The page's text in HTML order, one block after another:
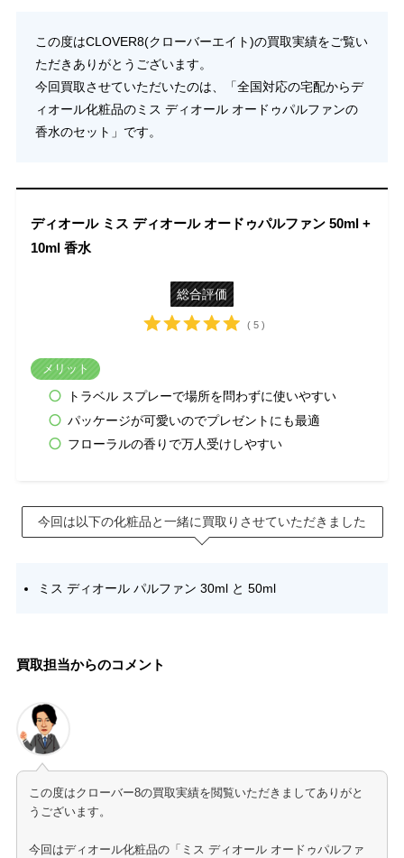
この度はCLOVER8(クローバーエイト)の買取実績をご覧い
ただきありがとうございます。
今回買取させていただいたのは、「全国対応の宅配からデ
ィオール化粧品のミス ディオール オードゥパルファンの
香水のセット」です。
ディオール ミス ディオール オードゥパルファン 50ml +
10ml 香水
総合評価
( 5 )
メリット
トラベル スプレーで場所を問わずに使いやすい
パッケージが可愛いのでプレゼントにも最適
フローラルの香りで万人受けしやすい
今回は以下の化粧品と一緒に買取りさせていただきました
ミス ディオール パルファン 30ml と 50ml
買取担当からのコメント
この度はクローバー8の買取実績を閲覧いただきましてありがと
うございます。
今回はディオール化粧品の「ミス ディオール オードゥパルファ